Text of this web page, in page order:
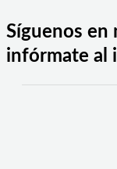
Síguenos en
infórmate al